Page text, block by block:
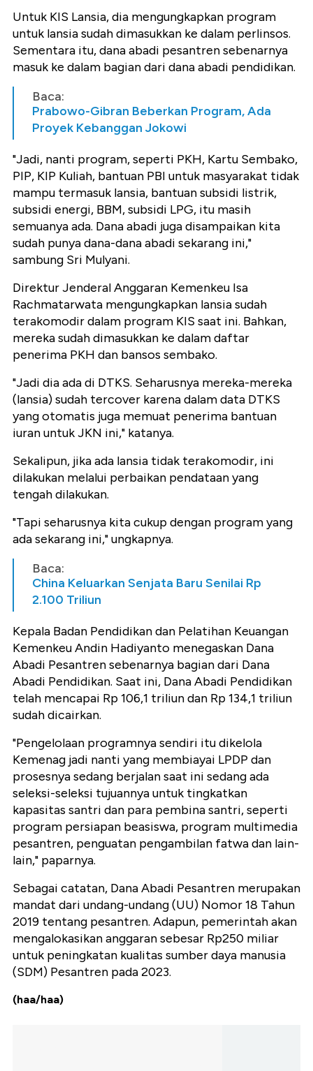
Untuk KIS Lansia, dia mengungkapkan program
untuk lansia sudah dimasukkan ke dalam perlinsos.
Sementara itu, dana abadi pesantren sebenarnya
masuk ke dalam bagian dari dana abadi pendidikan.
Baca:
Prabowo-Gibran Beberkan Program, Ada
Proyek Kebanggan Jokowi
"Jadi, nanti program, seperti PKH, Kartu Sembako,
PIP, KIP Kuliah, bantuan PBI untuk masyarakat tidak
mampu termasuk lansia, bantuan subsidi listrik,
subsidi energi, BBM, subsidi LPG, itu masih
semuanya ada. Dana abadi juga disampaikan kita
sudah punya dana-dana abadi sekarang ini,"
sambung Sri Mulyani.
Direktur Jenderal Anggaran Kemenkeu Isa
Rachmatarwata mengungkapkan lansia sudah
terakomodir dalam program KIS saat ini. Bahkan,
mereka sudah dimasukkan ke dalam daftar
penerima PKH dan bansos sembako.
"Jadi dia ada di DTKS. Seharusnya mereka-mereka
(lansia) sudah tercover karena dalam data DTKS
yang otomatis juga memuat penerima bantuan
iuran untuk JKN ini," katanya.
Sekalipun, jika ada lansia tidak terakomodir, ini
dilakukan melalui perbaikan pendataan yang
tengah dilakukan.
"Tapi seharusnya kita cukup dengan program yang
ada sekarang ini," ungkapnya.
Baca:
China Keluarkan Senjata Baru Senilai Rp
2.100 Triliun
Kepala Badan Pendidikan dan Pelatihan Keuangan
Kemenkeu Andin Hadiyanto menegaskan Dana
Abadi Pesantren sebenarnya bagian dari Dana
Abadi Pendidikan. Saat ini, Dana Abadi Pendidikan
telah mencapai Rp 106,1 triliun dan Rp 134,1 triliun
sudah dicairkan.
"Pengelolaan programnya sendiri itu dikelola
Kemenag jadi nanti yang membiayai LPDP dan
prosesnya sedang berjalan saat ini sedang ada
seleksi-seleksi tujuannya untuk tingkatkan
kapasitas santri dan para pembina santri, seperti
program persiapan beasiswa, program multimedia
pesantren, penguatan pengambilan fatwa dan lain-
lain," paparnya.
Sebagai catatan, Dana Abadi Pesantren merupakan
mandat dari undang-undang (UU) Nomor 18 Tahun
2019 tentang pesantren. Adapun, pemerintah akan
mengalokasikan anggaran sebesar Rp250 miliar
untuk peningkatan kualitas sumber daya manusia
(SDM) Pesantren pada 2023.
(haa/haa)